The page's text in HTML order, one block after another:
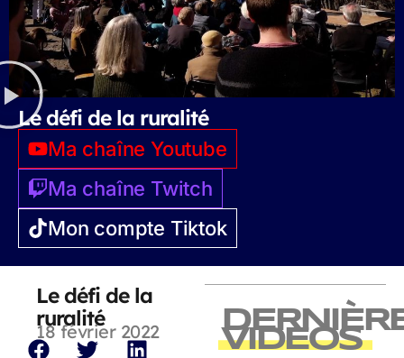
Le défi de la ruralité
Ma chaîne Youtube
Ma chaîne Twitch
Mon compte Tiktok
Le défi de la
ruralité
18 février 2022 VIDEOS